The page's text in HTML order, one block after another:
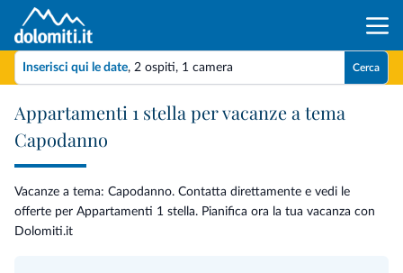
Inserisci qui le date, 2 ospiti, 1 camera Cerca
Appartamenti 1 stella per vacanze a tema
Capodanno
Vacanze a tema: Capodanno. Contatta direttamente e vedi le
offerte per Appartamenti 1 stella. Pianifica ora la tua vacanza con
Dolomiti.it